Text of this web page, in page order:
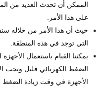
الممكن أن تحدث العديد من
على هذا الأمر.
حيث أن هذا الأمر من خلاله
التي توجد في هذه المنطقة.
يمكننا القيام باستعمال
الضغط الكهربائي قليل ويجب
الأجهزة في وقت زيادة الضغط